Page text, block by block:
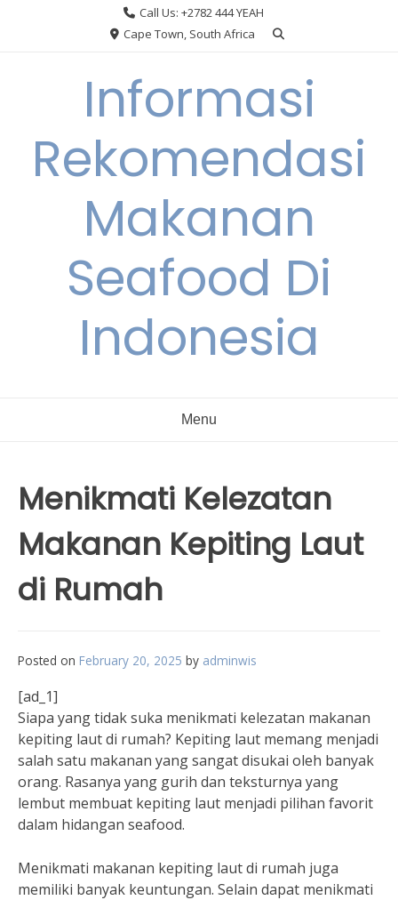
Call Us: +2782 444 YEAH
Cape Town, South Africa
Informasi
Rekomendasi
Makanan
Seafood Di
Indonesia
Menu
Menikmati Kelezatan
Makanan Kepiting Laut
di Rumah
Posted on February 20, 2025 by adminwis
[ad_1]
Siapa yang tidak suka menikmati kelezatan makanan
kepiting laut di rumah? Kepiting laut memang menjadi
salah satu makanan yang sangat disukai oleh banyak
orang. Rasanya yang gurih dan teksturnya yang
lembut membuat kepiting laut menjadi pilihan favorit
dalam hidangan seafood.
Menikmati makanan kepiting laut di rumah juga
memiliki banyak keuntungan. Selain dapat menikmati